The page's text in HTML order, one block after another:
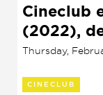
Cineclub
(2022),
Thursday,
CINECLUB